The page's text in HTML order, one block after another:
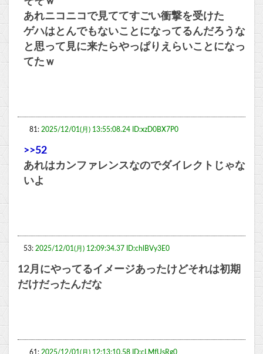
あれニコニコで見ててすごい衝撃を受けた
ゲハはとんでもないことになってるんだろうな
と思って見に来たらやっぱりえらいことになっ
てたｗ
81: 2025/12/01(月) 13:55:08.24 ID:xzD0BX7P0
>>52
あれはカンファレンスなのでダイレクトじゃな
いよ
53: 2025/12/01(月) 12:09:34.37 ID:chlBVy3E0
12月にやってるイメージあったけどそれは初期
だけだったんだな
61: 2025/12/01(月) 12:13:10.58 ID:cLMfUsRg0